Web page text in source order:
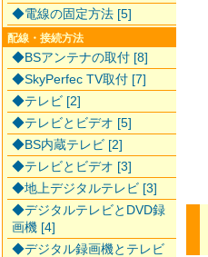
◆電線の固定方法 [5]
配線・接続方法
◆BSアンテナの取付 [8]
◆SkyPerfec TV取付 [7]
◆テレビ [2]
◆テレビとビデオ [5]
◆BS内蔵テレビ [2]
◆テレビとビデオ [3]
◆地上デジタルテレビ [3]
◆デジタルテレビとDVD録
画機 [4]
◆デジタル録画機とテレビ